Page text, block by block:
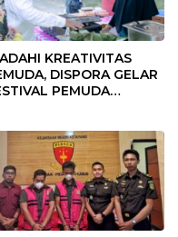
KREATIVITAS
DISPORA GELAR
PEMUDA